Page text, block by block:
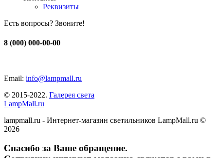
Реквизиты
Есть вопросы? Звоните!
8 (000) 000-00-00
Email: info@lampmall.ru
© 2015-2022. Галерея света
LampMall.ru
lampmall.ru - Интернет-магазин светильников LampMall.ru ©
2026
Спасибо за Ваше обращение.